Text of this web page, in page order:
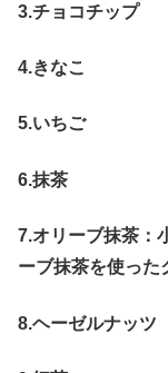
3.チョコチップ
4.きなこ
5.いちご
6.抹茶
7.オリーブ抹茶：
ーブ抹茶を使った
8.ヘーゼルナッツ